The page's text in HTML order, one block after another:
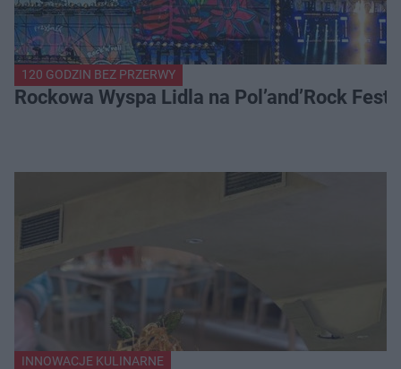
120 GODZIN BEZ PRZERWY
Rockowa Wyspa Lidla na Pol’and’Rock
INNOWACJE KULINARNE